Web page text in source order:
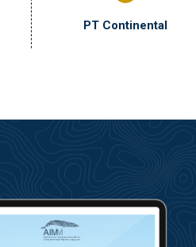
PT Continental